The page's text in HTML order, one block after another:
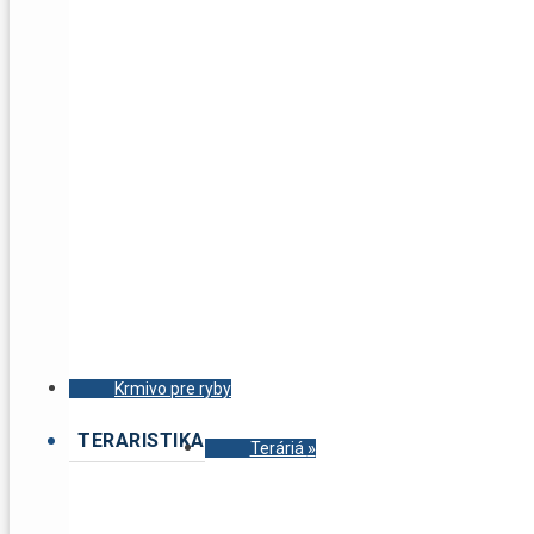
Krmivo pre ryby
TERARISTIKA Teráriá »